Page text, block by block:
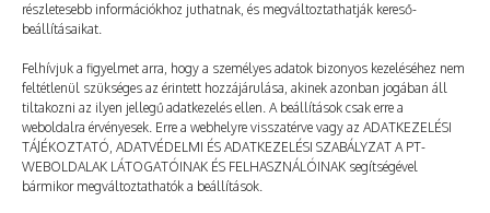
részletesebb információkhoz juthatnak, és megváltoztathatják kereső-
beállításaikat.
Felhívjuk a figyelmet arra, hogy a személyes adatok bizonyos kezeléséhez nem
feltétlenül szükséges az érintett hozzájárulása, akinek azonban jogában áll
tiltakozni az ilyen jellegű adatkezelés ellen. A beállítások csak erre a
weboldalra érvényesek. Erre a webhelyre visszatérve vagy az ADATKEZELÉSI
TÁJÉKOZTATÓ, ADATVÉDELMI ÉS ADATKEZELÉSI SZABÁLYZAT A PT-
WEBOLDALAK LÁTOGATÓINAK ÉS FELHASZNÁLÓINAK segítségével
bármikor megváltoztathatók a beállítások.
Kék haj helyett
2026. 05. 23. TÁBOROZTATÓ